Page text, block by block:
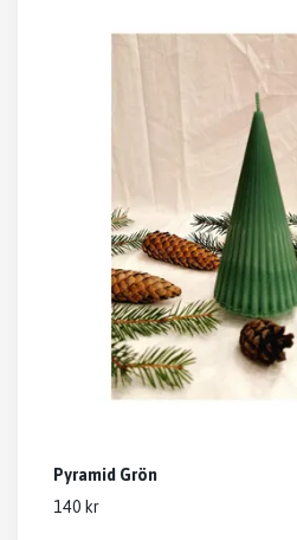
Pyramid Grön
140 kr